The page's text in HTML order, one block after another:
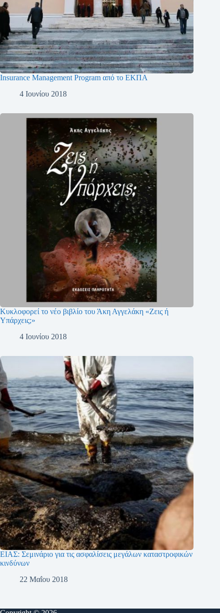
Insurance Management Program από το ΕΚΠΑ
4 Ιουνίου 2018
Κυκλοφορεί το νέο βιβλίο του Άκη Αγγελάκη «Ζεις ή
Υπάρχεις;»
4 Ιουνίου 2018
ΕΙΑΣ: Σεμινάριο για τις ασφαλίσεις μεγάλων καταστροφικών
κινδύνων
22 Μαΐου 2018